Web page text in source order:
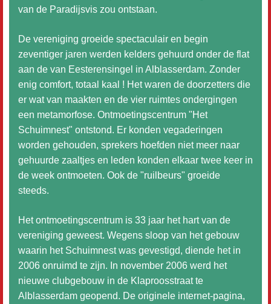
van de Paradijsvis zou ontstaan.
De vereniging groeide spectaculair en begin
zeventiger jaren werden kelders gehuurd onder de flat
aan de van Eesterensingel in Alblasserdam. Zonder
enig comfort, totaal kaal ! Het waren de doorzetters die
er wat van maakten en de vier ruimtes ondergingen
een metamorfose. Ontmoetingscentrum "Het
Schuimnest" ontstond. Er konden vegaderingen
worden gehouden, sprekers hoefden niet meer naar
gehuurde zaaltjes en leden konden elkaar twee keer in
de week ontmoeten. Ook de "ruilbeurs" groeide
steeds.
Het ontmoetingscentrum is 33 jaar het hart van de
vereniging geweest. Wegens sloop van het gebouw
waarin het Schuimnest was gevestigd, diende het in
2006 onruimd te zijn. In november 2006 werd het
nieuwe clubgebouw in de Klaproosstraat te
Alblasserdam geopend. De originele internet-pagina,